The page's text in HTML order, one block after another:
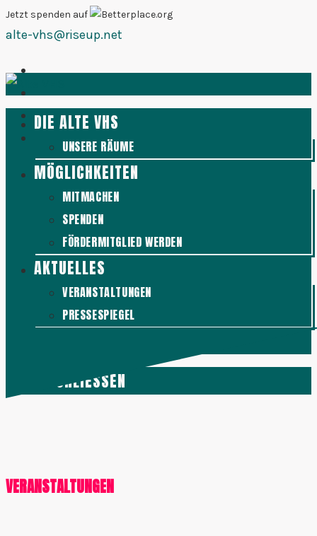
Zum
Inhalt
Jetzt spenden auf
alte-vhs@riseup.net
DIE ALTE VHS
UNSERE RÄUME
MÖGLICHKEITEN
MITMACHEN
SPENDEN
FÖRDERMITGLIED WERDEN
AKTUELLES
VERANSTALTUNGEN
PRESSESPIEGEL
SCHLIESSEN
VERANSTALTUNGEN